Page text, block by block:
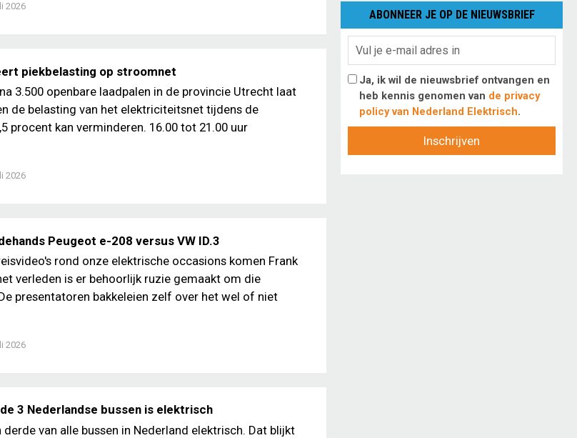
2026
piekbelasting op stroomnet
3.500 openbare laadpalen in de provincie Utrecht laat
de belasting van het elektriciteitsnet tijdens de
procent kan verminderen. 16.00 tot 21.00 uur
2026
Peugeot e-208 versus VW ID.3
rond onze elektrische occasions komen Frank
verleden is er behoorlijk ruzie gemaakt om die
presentatoren bakkeleien zelf over het wel of niet
2026
3 Nederlandse bussen is elektrisch
van alle bussen in Nederland elektrisch. Dat blijkt
ABONNEER JE OP DE NIEUWSBRIEF
Ja, ik wil de nieuwsbrief ontvangen en
heb kennis genomen van de privacy
policy van Nederland Elektrisch.
Inschrijven